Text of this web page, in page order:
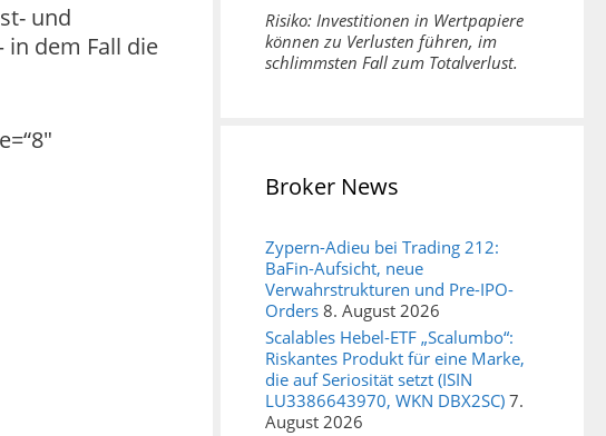
und
dem Fall die
Risiko: Investitionen in Wertpapiere
können zu Verlusten führen, im
schlimmsten Fall zum Totalverlust.
Broker News
Zypern-Adieu bei Trading 212:
BaFin-Aufsicht, neue
Verwahrstrukturen und Pre-IPO-
Orders 8. August 2026
Scalables Hebel-ETF „Scalumbo“:
Riskantes Produkt für eine Marke,
die auf Seriosität setzt (ISIN
LU3386643970, WKN DBX2SC) 7.
August 2026